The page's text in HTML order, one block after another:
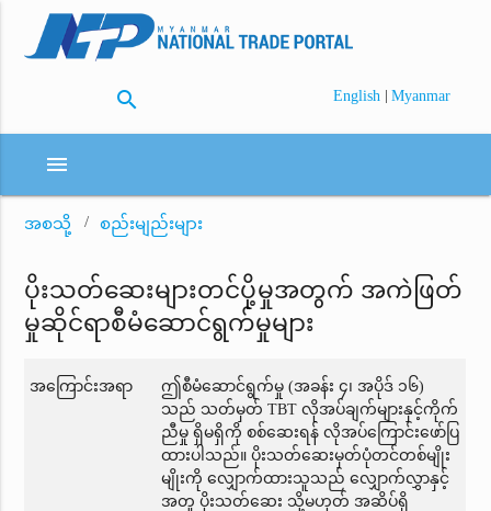
search English | Myanmar
menu
အစသို့ စည်းမျည်းများ
ပိုးသတ်ဆေးများတင်ပို့မှုအတွက် အကဲဖြတ်
မှုဆိုင်ရာစီမံဆောင်ရွက်မှုများ
အကြောင်းအရာ
ဤစီမံဆောင်ရွက်မှု (အခန်း ၄၊ အပိုဒ် ၁၆)
သည် သတ်မှတ် TBT လိုအပ်ချက်များနှင့်ကိုက်
ညီမှု ရှိမရှိကို စစ်ဆေးရန် လိုအပ်ကြောင်းဖော်ပြ
ထားပါသည်။ ပိုးသတ်ဆေးမှတ်ပုံတင်တစ်မျိုး
မျိုးကို လျှောက်ထားသူသည် လျှောက်လွှာနှင့်
အတူ ပိုးသတ်ဆေး သို့မဟုတ် အဆိပ်ရှိ